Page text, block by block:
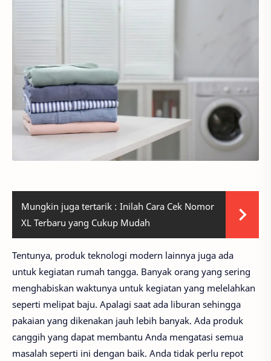
Mungkin juga tertarik : Inilah Cara Cek Nomor
XL Terbaru yang Cukup Mudah
Tentunya, produk teknologi modern lainnya juga ada
untuk kegiatan rumah tangga. Banyak orang yang sering
menghabiskan waktunya untuk kegiatan yang melelahkan
seperti melipat baju. Apalagi saat ada liburan sehingga
pakaian yang dikenakan jauh lebih banyak. Ada produk
canggih yang dapat membantu Anda mengatasi semua
masalah seperti ini dengan baik. Anda tidak perlu repot